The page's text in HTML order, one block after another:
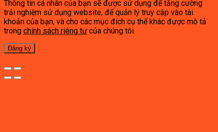
Thông tin cá nhân của bạn sẽ được sử dụng để tăng cường
trải nghiệm sử dụng website, để quản lý truy cập vào tài
khoản của bạn, và cho các mục đích cụ thể khác được mô tả
trong chính sách riêng tư của chúng tôi.
Đăng ký